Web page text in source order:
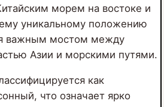
морем на востоке и
уникальному положению
важным мостом между
Азии и морскими путями.
как
что означает ярко